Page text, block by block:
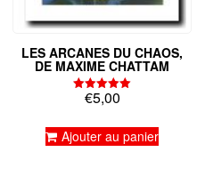
LES ARCANES DU CHAOS,
DE MAXIME CHATTAM
Note
5.00
€5,00
Ajouter au panier